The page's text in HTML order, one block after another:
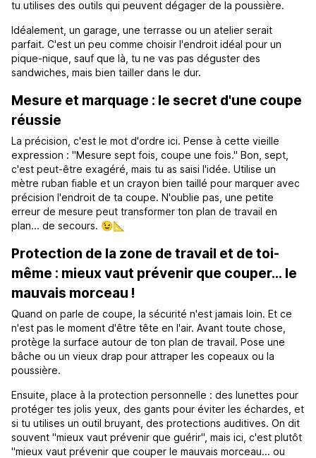
tu utilises des outils qui peuvent dégager de la poussière.
Idéalement, un garage, une terrasse ou un atelier serait
parfait. C'est un peu comme choisir l'endroit idéal pour un
pique-nique, sauf que là, tu ne vas pas déguster des
sandwiches, mais bien tailler dans le dur.
Mesure et marquage : le secret d'une coupe
réussie
La précision, c'est le mot d'ordre ici. Pense à cette vieille
expression : "Mesure sept fois, coupe une fois." Bon, sept,
c'est peut-être exagéré, mais tu as saisi l'idée. Utilise un
mètre ruban fiable et un crayon bien taillé pour marquer avec
précision l'endroit de ta coupe. N'oublie pas, une petite
erreur de mesure peut transformer ton plan de travail en
plan... de secours. 😉📐
Protection de la zone de travail et de toi-
même : mieux vaut prévenir que couper... le
mauvais morceau !
Quand on parle de coupe, la sécurité n'est jamais loin. Et ce
n'est pas le moment d'être tête en l'air. Avant toute chose,
protège la surface autour de ton plan de travail. Pose une
bâche ou un vieux drap pour attraper les copeaux ou la
poussière.
Ensuite, place à la protection personnelle : des lunettes pour
protéger tes jolis yeux, des gants pour éviter les échardes, et
si tu utilises un outil bruyant, des protections auditives. On dit
souvent "mieux vaut prévenir que guérir", mais ici, c'est plutôt
"mieux vaut prévenir que couper le mauvais morceau... ou